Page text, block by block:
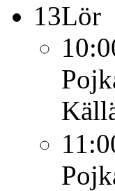
13Lör